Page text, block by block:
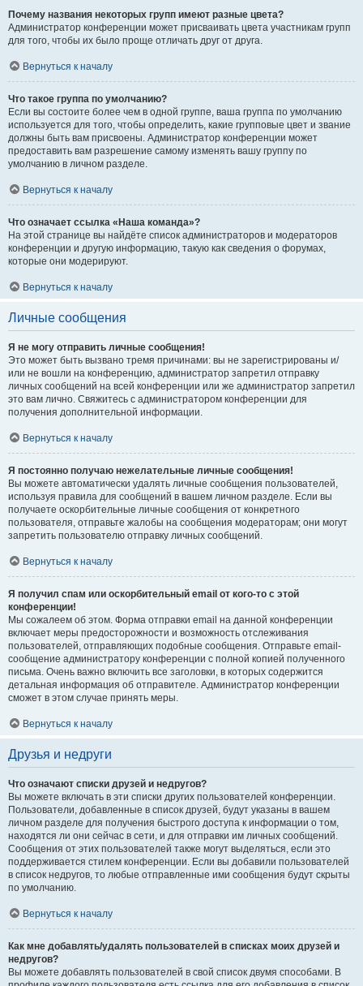
Почему названия некоторых групп имеют разные цвета?
Администратор конференции может присваивать цвета участникам групп
для того, чтобы их было проще отличать друг от друга.
Вернуться к началу
Что такое группа по умолчанию?
Если вы состоите более чем в одной группе, ваша группа по умолчанию
используется для того, чтобы определить, какие групповые цвет и звание
должны быть вам присвоены. Администратор конференции может
предоставить вам разрешение самому изменять вашу группу по
умолчанию в личном разделе.
Вернуться к началу
Что означает ссылка «Наша команда»?
На этой странице вы найдёте список администраторов и модераторов
конференции и другую информацию, такую как сведения о форумах,
которые они модерируют.
Вернуться к началу
Личные сообщения
Я не могу отправить личные сообщения!
Это может быть вызвано тремя причинами: вы не зарегистрированы и/
или не вошли на конференцию, администратор запретил отправку
личных сообщений на всей конференции или же администратор запретил
это вам лично. Свяжитесь с администратором конференции для
получения дополнительной информации.
Вернуться к началу
Я постоянно получаю нежелательные личные сообщения!
Вы можете автоматически удалять личные сообщения пользователей,
используя правила для сообщений в вашем личном разделе. Если вы
получаете оскорбительные личные сообщения от конкретного
пользователя, отправьте жалобы на сообщения модераторам; они могут
запретить пользователю отправку личных сообщений.
Вернуться к началу
Я получил спам или оскорбительный email от кого-то с этой
конференции!
Мы сожалеем об этом. Форма отправки email на данной конференции
включает меры предосторожности и возможность отслеживания
пользователей, отправляющих подобные сообщения. Отправьте email-
сообщение администратору конференции с полной копией полученного
письма. Очень важно включить все заголовки, в которых содержится
детальная информация об отправителе. Администратор конференции
сможет в этом случае принять меры.
Вернуться к началу
Друзья и недруги
Что означают списки друзей и недругов?
Вы можете включать в эти списки других пользователей конференции.
Пользователи, добавленные в список друзей, будут указаны в вашем
личном разделе для получения быстрого доступа к информации о том,
находятся ли они сейчас в сети, и для отправки им личных сообщений.
Сообщения от этих пользователей также могут выделяться, если это
поддерживается стилем конференции. Если вы добавили пользователей
в список недругов, то любые отправленные ими сообщения будут скрыты
по умолчанию.
Вернуться к началу
Как мне добавлять/удалять пользователей в списках моих друзей и
недругов?
Вы можете добавлять пользователей в свой список двумя способами. В